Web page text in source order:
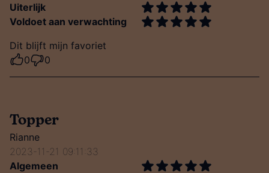
Uiterlijk
Voldoet aan verwachting
Dit blijft mijn favoriet
0
0
Topper
Rianne
2023-11-21 09:11:33
Algemeen